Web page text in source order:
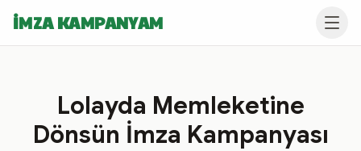
İMZA KAMPANYAM
Lolayda Memleketine
Dönsün İmza Kampanyası